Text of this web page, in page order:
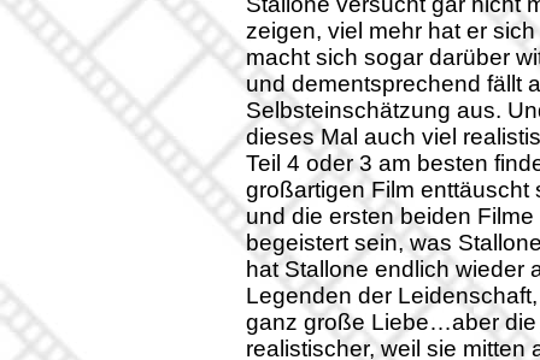
zeigen, viel mehr hat er
macht sich sogar darüber
und dementsprechend fällt
Selbsteinschätzung aus.
dieses Mal auch viel
Teil 4 oder 3 am besten
großartigen Film enttäuscht
und die ersten beiden
begeistert sein, was
hat Stallone endlich wieder
Legenden der
ganz große Liebe…aber
realistischer, weil sie mitten